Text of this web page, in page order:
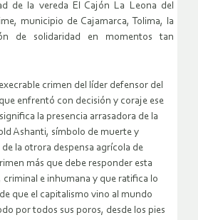
de la vereda El Cajón La Leona del
municipio de Cajamarca, Tolima, la
de solidaridad en momentos tan
crimen del líder defensor del
enfrentó con decisión y coraje ese
la presencia arrasadora de la
Ashanti, símbolo de muerte y
la otrora despensa agrícola de
más que debe responder esta
e inhumana y que ratifica lo
que el capitalismo vino al mundo
por todos sus poros, desde los pies